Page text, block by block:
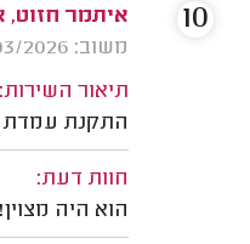
איתמר חזוט,
משוב: 11/03/2026
תיאור השירות:
התקנת עמדת
חוות דעת:
הוא היה מצוין!
10